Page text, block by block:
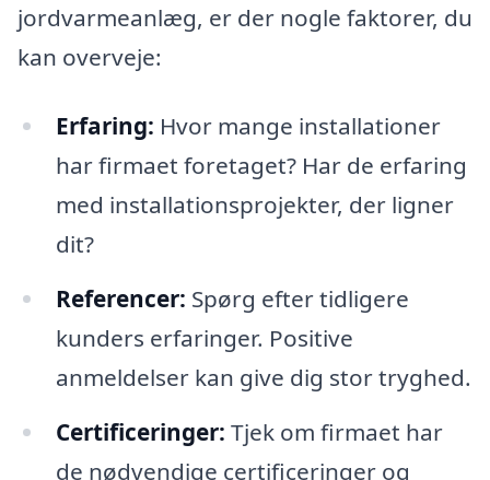
jordvarmeanlæg, er der nogle faktorer, du
kan overveje:
Erfaring: Hvor mange installationer
har firmaet foretaget? Har de erfaring
med installationsprojekter, der ligner
dit?
Referencer: Spørg efter tidligere
kunders erfaringer. Positive
anmeldelser kan give dig stor tryghed.
Certificeringer: Tjek om firmaet har
de nødvendige certificeringer og